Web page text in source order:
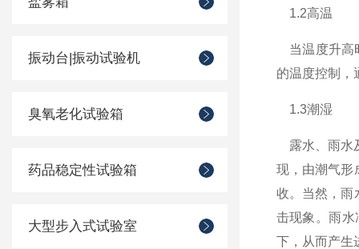
振动台|振动试验机
臭氧老化试验箱
药品稳定性试验箱
大型步入式试验室
1.2高温
当温度升高
的温度控制，
1.3潮湿
露水、雨水
现，由潮气形
收。当然，雨
击现象。雨
下，从而产生